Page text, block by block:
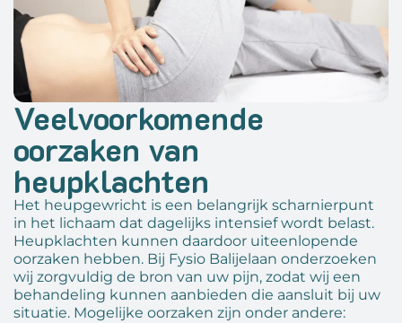
Veelvoorkomende
oorzaken van
heupklachten
Het heupgewricht is een belangrijk scharnierpunt
in het lichaam dat dagelijks intensief wordt belast.
Heupklachten kunnen daardoor uiteenlopende
oorzaken hebben. Bij Fysio Balijelaan onderzoeken
wij zorgvuldig de bron van uw pijn, zodat wij een
behandeling kunnen aanbieden die aansluit bij uw
situatie. Mogelijke oorzaken zijn onder andere: